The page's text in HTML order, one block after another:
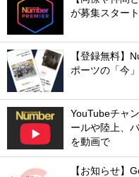
が募集スタート
【登録無料】
ポーツの「今
YouTubeチャ
ールや陸上、
を動画で
【お知らせ】